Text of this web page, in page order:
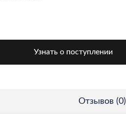
Узнать о поступлении
Отзывов (0)